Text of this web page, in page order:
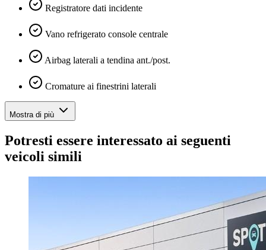
Registratore dati incidente
Vano refrigerato console centrale
Airbag laterali a tendina ant./post.
Cromature ai finestrini laterali
Mostra di più
Potresti essere interessato ai seguenti
veicoli simili